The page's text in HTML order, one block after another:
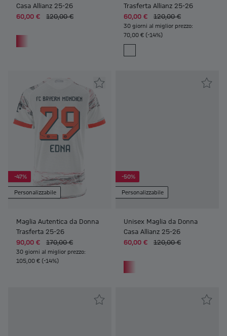
Casa Allianz 25-26
60,00 €
120,00 €
Trasferta Allianz 25-26
60,00 €
120,00 €
30 giorni al miglior prezzo:
70,00 € (-14%)
-47%
Personalizzabile
Maglia Autentica da Donna
Trasferta 25-26
90,00 €
170,00 €
30 giorni al miglior prezzo:
105,00 € (-14%)
Frauen Unisex Maglia da
-50%
Personalizzabile
Unisex Maglia da Donna
Casa Allianz 25-26
60,00 €
120,00 €
Frauen Unisex Maglia da Donna Casa Allianz 25-26
Frauen Unisex Maglia da